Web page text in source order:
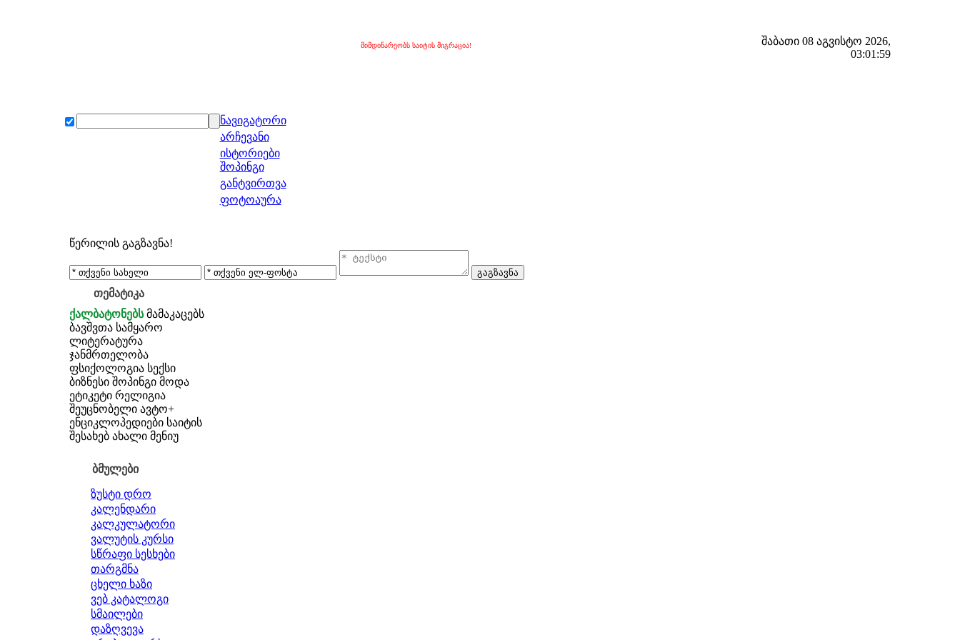
მიმდინარეობს საიტის მიგრაცია!
შაბათი 08 აგვისტო 2026,
03:02:00
ნავიგატორი
არჩევანი
ისტორიები
შოპინგი
განტვირთვა
ფოტოაურა
წერილის გაგზავნა!
თემატიკა
ქალბატონებს მამაკაცებს
ბავშვთა სამყარო
ლიტერატურა
ჯანმრთელობა
ფსიქოლოგია სექსი
ბიზნესი შოპინგი მოდა
ეტიკეტი რელიგია
შეუცნობელი ავტო+
ენციკლოპედიები საიტის
შესახებ ახალი მენიუ
ბმულები
ზუსტი დრო
კალენდარი
კალკულატორი
ვალუტის კურსი
სწრაფი სესხები
თარგმნა
ცხელი ხაზი
ვებ კატალოგი
სმაილები
დაზღვევა